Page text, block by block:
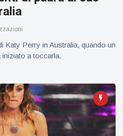
Katy Perry in Australia, quando un
a toccarla.